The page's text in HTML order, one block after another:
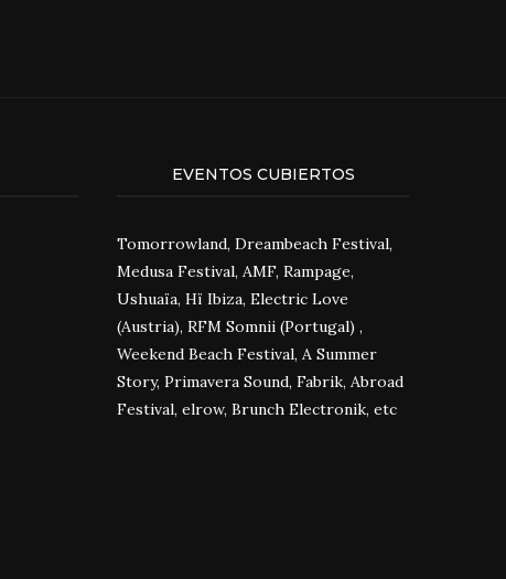
EVENTOS CUBIERTOS
Tomorrowland, Dreambeach Festival,
Medusa Festival, AMF, Rampage,
Ushuaïa, Hï Ibiza, Electric Love
(Austria), RFM Somnii (Portugal) ,
Weekend Beach Festival, A Summer
Story, Primavera Sound, Fabrik, Abroad
Festival, elrow, Brunch Electronik, etc